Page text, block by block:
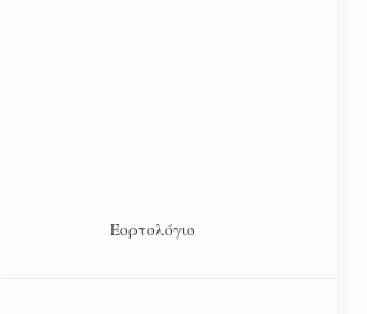
Εορτολόγιο